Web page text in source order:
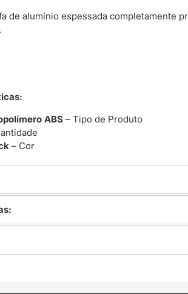
de alumínio espessada completamente
ABS– Tipo de Produto
– Cor